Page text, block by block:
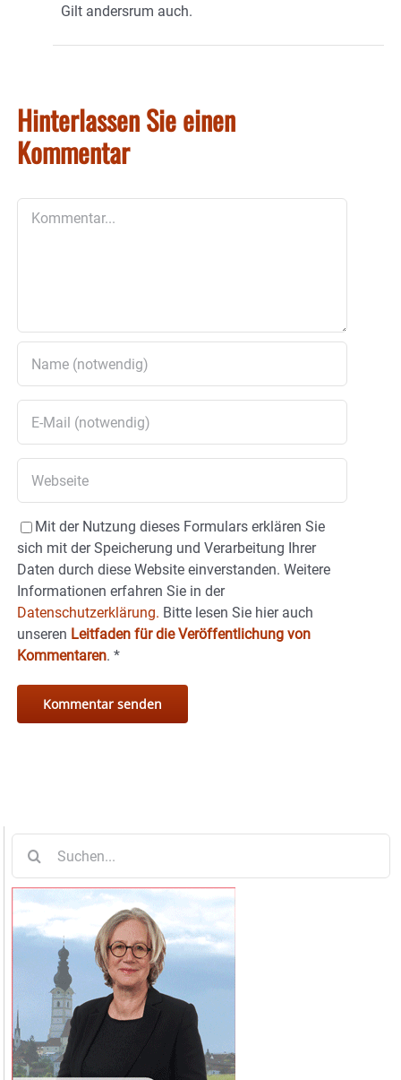
Gilt andersrum auch.
Hinterlassen Sie einen
Kommentar
Mit der Nutzung dieses Formulars erklären Sie
sich mit der Speicherung und Verarbeitung Ihrer
Daten durch diese Website einverstanden. Weitere
Informationen erfahren Sie in der
Datenschutzerklärung. Bitte lesen Sie hier auch
unseren Leitfaden für die Veröffentlichung von
Kommentaren. *
nach: